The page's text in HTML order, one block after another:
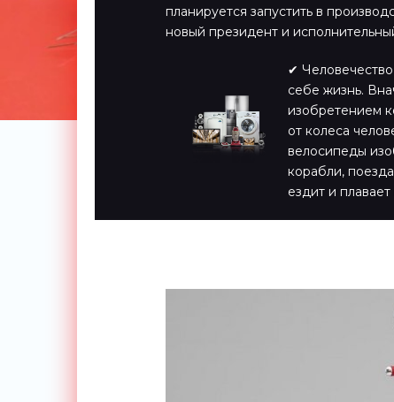
планируется запустить в
новый президент и
✔
себе жизнь.
изобретением
от колеса
велосипеды
корабли,
ездит и